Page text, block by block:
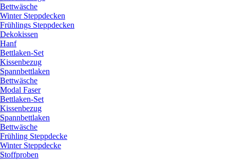
Bettwäsche
Winter Steppdecken
Frühlings Steppdecken
Dekokissen
Hanf
Bettlaken-Set
Kissenbezug
Spannbettlaken
Bettwäsche
Modal Faser
Bettlaken-Set
Kissenbezug
Spannbettlaken
Bettwäsche
Frühling Steppdecke
Winter Steppdecke
Stoffproben